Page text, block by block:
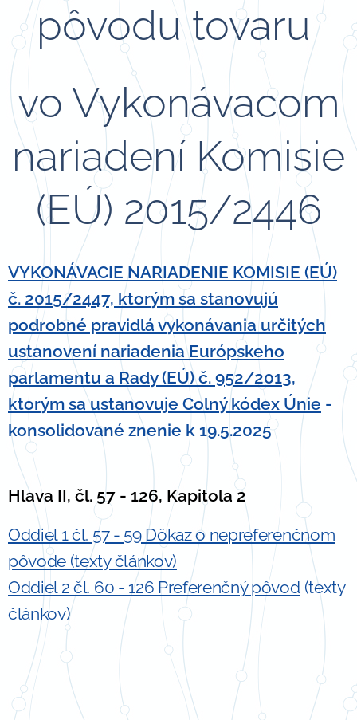
pôvodu tovaru
vo Vykonávacom
nariadení Komisie
(EÚ) 2015/2446
VYKONÁVACIE NARIADENIE KOMISIE (EÚ)
č. 2015/2447, ktorým sa stanovujú
podrobné pravidlá vykonávania určitých
ustanovení nariadenia Európskeho
parlamentu a Rady (EÚ) č. 952/2013,
ktorým sa ustanovuje Colný kódex Únie -
konsolidované znenie k 19.5.2025
Hlava II, čl. 57 - 126, Kapitola 2
Oddiel 1 čl. 57 - 59 Dôkaz o nepreferenčnom
pôvode (texty článkov)
Oddiel 2 čl. 60 - 126 Preferenčný pôvod (texty
článkov)